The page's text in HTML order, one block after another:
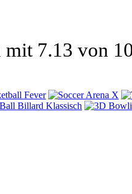
mit 7.13 von